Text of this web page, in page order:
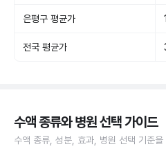
은평구 평균가
전국 평균가
수액 종류와 병원 선택 가이드
수액 종류, 성분, 효과, 병원 선택 기준